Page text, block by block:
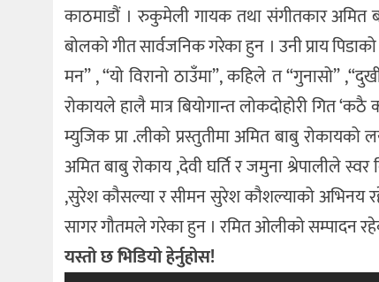
काठमाडौं । रुकुमेली गायक तथा संगीतकार अमित
बोलको गीत सार्वजनिक गरेका हुन । उनी प्राय
मन” , “यो विरानो ठाउँमा”, कहिले त “गुनासो”
रोकायले हालै मात्र बियोगान्त लोकदोहोरी गित
म्युजिक प्रा .लीको प्रस्तुतीमा अमित बाबु
अमित बाबु रोकाय ,देवी घर्ति र जमुना श्रेपालीले
,सुरेश कौसल्या र सीमन सुरेश कौशल्याको अभिनय
सागर गौतमले गरेका हुन । रमित ओलीको सम्पादन
यस्तो छ भिडियो हेर्नुहोस!